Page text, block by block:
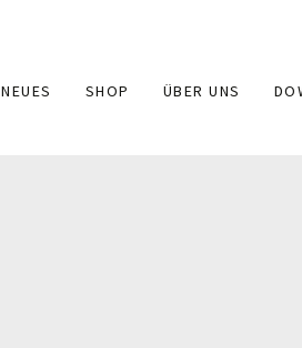
NEUES SHOP ÜBER UNS